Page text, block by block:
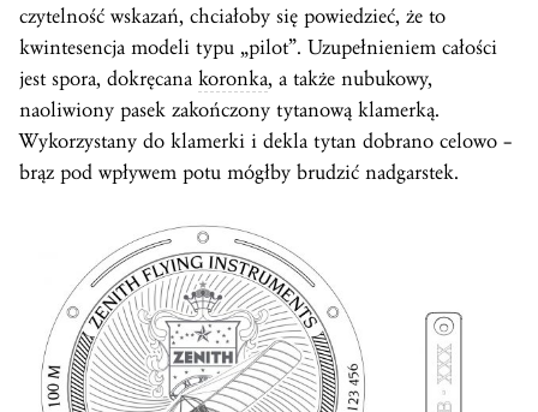
czytelność wskazań, chciałoby się powiedzieć, że to
kwintesencja modeli typu „pilot”. Uzupełnieniem całości
jest spora, dokręcana koronka, a także nubukowy,
naoliwiony pasek zakończony tytanową klamerką.
Wykorzystany do klamerki i dekla tytan dobrano celowo –
brąz pod wpływem potu mógłby brudzić nadgarstek.